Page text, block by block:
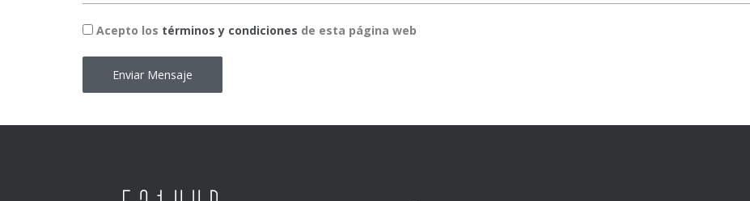
Acepto*
Acepto los términos y condiciones de esta página web